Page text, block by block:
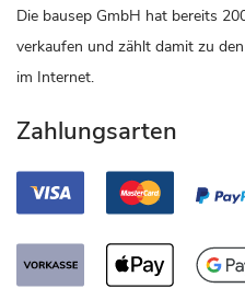
Die bausep GmbH hat bereits
verkaufen und zählt damit zu
im Internet.
Zahlungsarten